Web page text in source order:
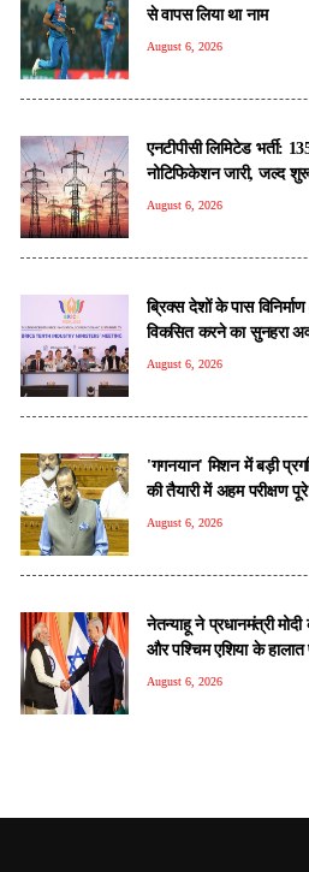
से वापस लिया था नाम
August 6, 2026
एनटीपीसी लिमिटेड भर्ती:
नोटिफिकेशन जारी, जल्द
August 6, 2026
ब्रिक्स देशों के पास
विकसित करने का सुनहरा
August 6, 2026
'गगनयान' मिशन में बड़ी
की तैयारी में अहम परीक्षण
August 6, 2026
नेतन्याहू ने प्रधानमंत्री
और पश्चिम एशिया के हालात
August 6, 2026